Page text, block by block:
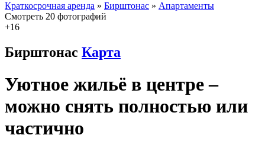
Краткосрочная аренда » Бирштонас » Апартаменты
Смотреть 20 фотографий
+16
Бирштонас Карта
Уютное жильё в центре –
можно снять полностью или
частично